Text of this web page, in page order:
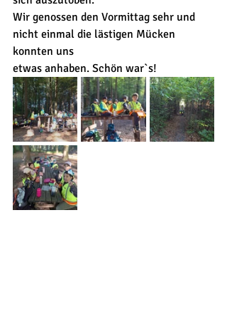
Wir genossen den Vormittag sehr und
nicht einmal die lästigen Mücken
konnten uns
etwas anhaben. Schön war`s!